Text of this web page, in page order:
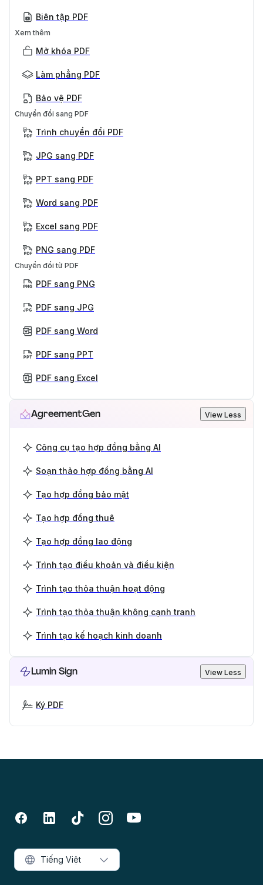
Biên tập PDF
Xem thêm
Mở khóa PDF
Làm phẳng PDF
Bảo vệ PDF
Chuyển đổi sang PDF
Trình chuyển đổi PDF
JPG sang PDF
PPT sang PDF
Word sang PDF
Excel sang PDF
PNG sang PDF
Chuyển đổi từ PDF
PDF sang PNG
PDF sang JPG
PDF sang Word
PDF sang PPT
PDF sang Excel
AgreementGen View Less
Công cụ tạo hợp đồng bằng AI
Soạn thảo hợp đồng bằng AI
Tạo hợp đồng bảo mật
Tạo hợp đồng thuê
Tạo hợp đồng lao động
Trình tạo điều khoản và điều kiện
Trình tạo thỏa thuận hoạt động
Trình tạo thỏa thuận không cạnh tranh
Trình tạo kế hoạch kinh doanh
Lumin Sign View Less
Ký PDF
Tiếng Việt